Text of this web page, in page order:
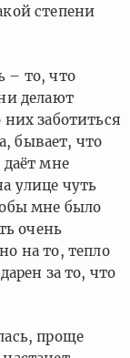
степени
– то, что
делают
заботиться
бывает, что
даёт мне
улице чуть
мне было
очень
на то, тепло
за то, что
проще